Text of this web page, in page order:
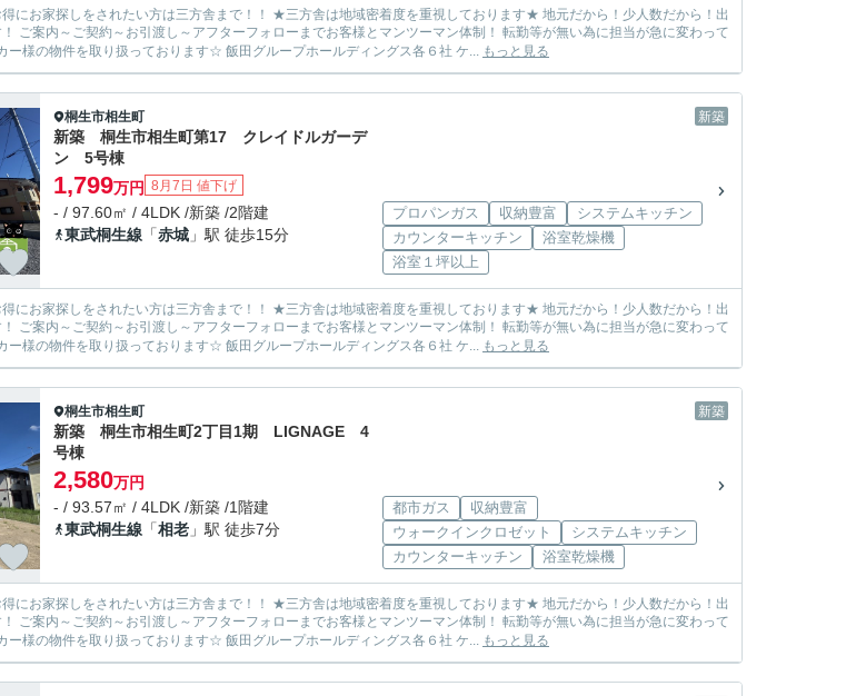
舎まで！！ ★三方舎は地域密着度を重視しております★ 地元だから！少人数だから！出
わって
しまう心配も無し! ☆各メーカー様の物件を取り扱っております☆ 飯田グループホールディングス各６社 ケ... もっと見る
新築
桐生市相生町
新築 桐生市相生町第17 クレイドルガーデ
ン 5号棟
1,799万円 8月7日 値下げ
- / 97.60㎡ / 4LDK /新築 /2階建
東武桐生線 「赤城 」駅 徒歩15分
プロパンガス 収納豊富
システムキッチン
カウンターキッチン
浴室乾燥機
浴室１坪以上
舎まで！！ ★三方舎は地域密着度を重視しております★ 地元だから！少人数だから！出
わって
しまう心配も無し! ☆各メーカー様の物件を取り扱っております☆ 飯田グループホールディングス各６社 ケ... もっと見る
新築
桐生市相生町
新築 桐生市相生町2丁目1期 LIGNAGE 4
号棟
2,580万円
- / 93.57㎡ / 4LDK /新築 /1階建
東武桐生線 「相老 」駅 徒歩7分
都市ガス
収納豊富
ウォークインクロゼット
システムキッチン
カウンターキッチン
浴室乾燥機
舎まで！！ ★三方舎は地域密着度を重視しております★ 地元だから！少人数だから！出
わって
しまう心配も無し! ☆各メーカー様の物件を取り扱っております☆ 飯田グループホールディングス各６社 ケ... もっと見る